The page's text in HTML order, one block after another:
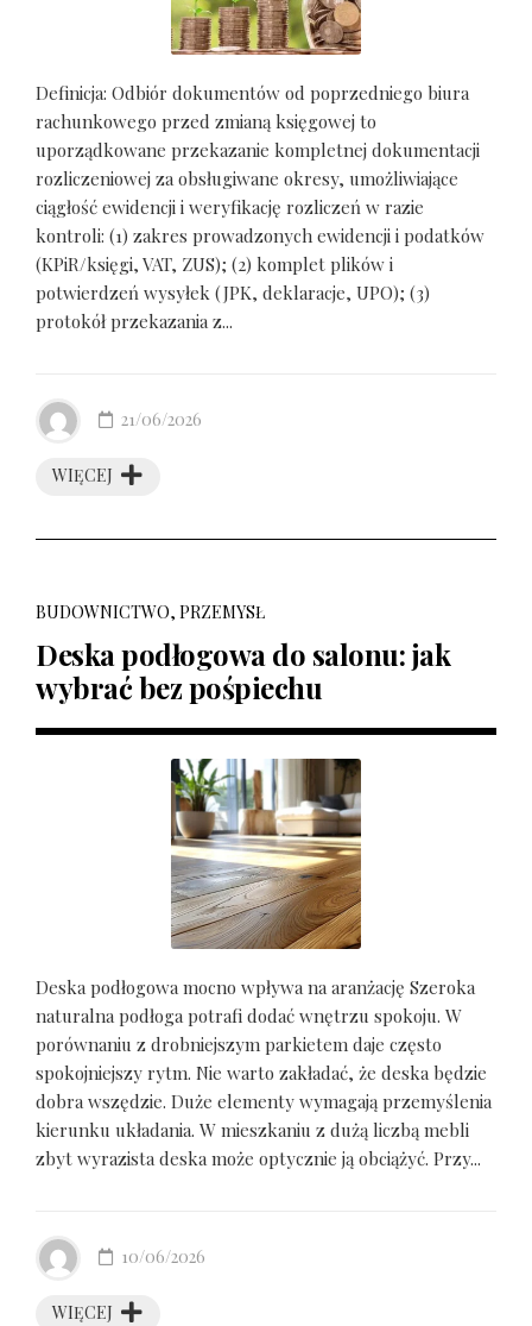
Definicja: Odbiór dokumentów od poprzedniego biura
rachunkowego przed zmianą księgowej to
uporządkowane przekazanie kompletnej dokumentacji
rozliczeniowej za obsługiwane okresy, umożliwiające
ciągłość ewidencji i weryfikację rozliczeń w razie
kontroli: (1) zakres prowadzonych ewidencji i podatków
(KPiR/księgi, VAT, ZUS); (2) komplet plików i
potwierdzeń wysyłek (JPK, deklaracje, UPO); (3)
protokół przekazania z...
WIĘCEJ
21/06/2026
BUDOWNICTWO, PRZEMYSŁ
Deska podłogowa do salonu: jak
wybrać bez pośpiechu
Deska podłogowa mocno wpływa na aranżację Szeroka
naturalna podłoga potrafi dodać wnętrzu spokoju. W
porównaniu z drobniejszym parkietem daje często
spokojniejszy rytm. Nie warto zakładać, że deska będzie
dobra wszędzie. Duże elementy wymagają przemyślenia
kierunku układania. W mieszkaniu z dużą liczbą mebli
zbyt wyrazista deska może optycznie ją obciążyć. Przy...
WIĘCEJ
10/06/2026